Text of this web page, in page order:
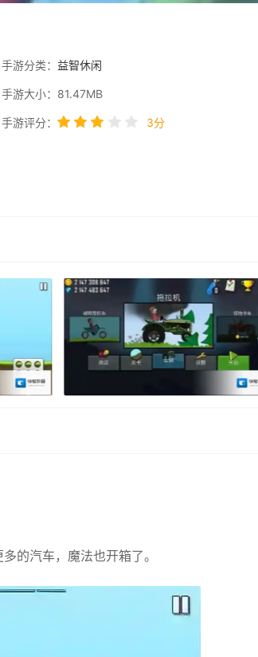
手游分类： 益智休闲
手游大小：81.47MB
手游评分： 3分
的汽车，魔法也开箱了。